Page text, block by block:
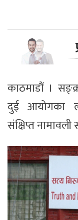
काठमाडौं ।
दुई आयोगका
संक्षिप्त